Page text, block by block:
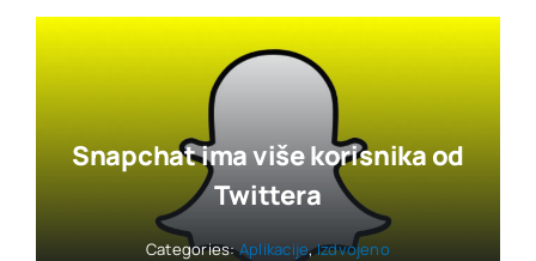
Snapchat ima više korisnika od
Twittera
Categories:Aplikacije,Izdvojeno